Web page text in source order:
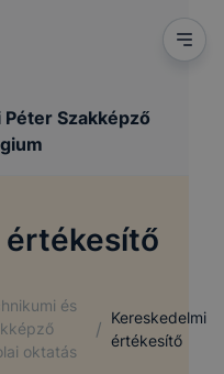
Péter Szakképző
értékesítő
és
oktatás
/
Kereskedelmi
értékesítő